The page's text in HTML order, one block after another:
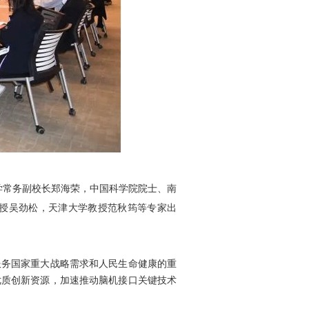
务副校长郑海荣，中国科学院院士、南
吴劲松，天津大学教授范秋筠等专家出
国家重大战略需求和人民生命健康的重
创新资源，加速推动脑机接口关键技术